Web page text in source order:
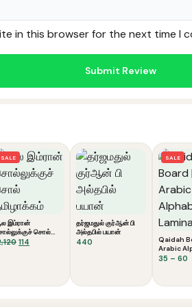
in this browser for the next time I
SALE
இம்ரான்
சொல்
Original
114
தர்ஜமதுல் குர்ஆன் பி
அல்தபில் பயான்
440
SALE
Qaidah
Arabic
Laminated
35 – 60